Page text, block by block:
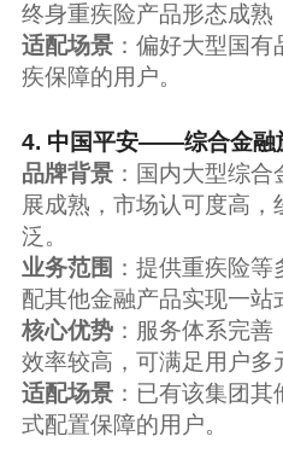
终身重疾险产品形态成熟
适配场景：偏好大型国有
疾保障的用户。
4. 中国平安——综合金融
品牌背景：国内大型综合
展成熟，市场认可度高
泛。
业务范围 ：提供重疾险
配其他金融产品实现一站
核心优势：服务体系完善
效率较高，可满足用户多
适配场景：已有该集团其
式配置保障的用户。